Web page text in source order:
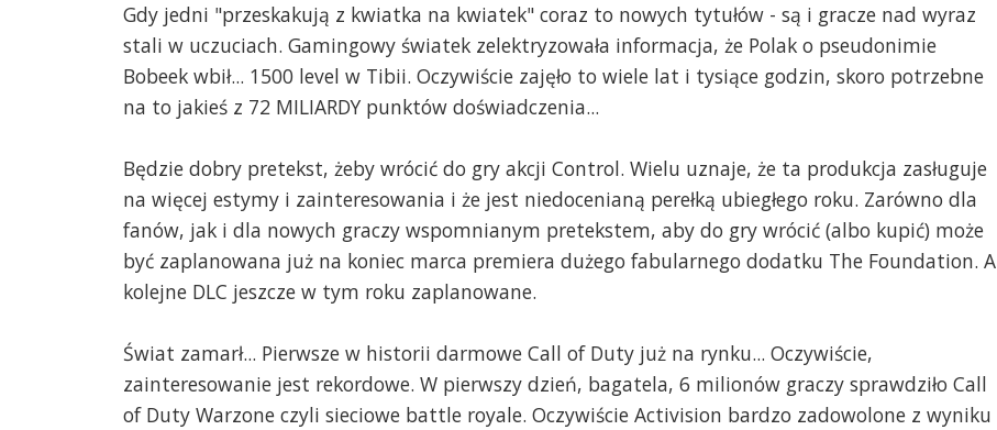
Gdy jedni "przeskakują z kwiatka na kwiatek" coraz to nowych tytułów - są i gracze nad wyraz
stali w uczuciach. Gamingowy światek zelektryzowała informacja, że Polak o pseudonimie
Bobeek wbił... 1500 level w Tibii. Oczywiście zajęło to wiele lat i tysiące godzin, skoro potrzebne
na to jakieś z 72 MILIARDY punktów doświadczenia...
Będzie dobry pretekst, żeby wrócić do gry akcji Control. Wielu uznaje, że ta produkcja zasługuje
na więcej estymy i zainteresowania i że jest niedocenianą perełką ubiegłego roku. Zarówno dla
fanów, jak i dla nowych graczy wspomnianym pretekstem, aby do gry wrócić (albo kupić) może
być zaplanowana już na koniec marca premiera dużego fabularnego dodatku The Foundation. A
kolejne DLC jeszcze w tym roku zaplanowane.
Świat zamarł... Pierwsze w historii darmowe Call of Duty już na rynku... Oczywiście,
zainteresowanie jest rekordowe. W pierwszy dzień, bagatela, 6 milionów graczy sprawdziło Call
of Duty Warzone czyli sieciowe battle royale. Oczywiście Activision bardzo zadowolone z wyniku